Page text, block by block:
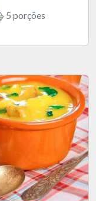
5 porções